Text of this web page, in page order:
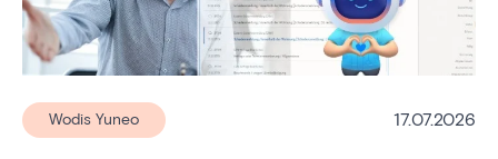
Wodis Yuneo 17.07.2026